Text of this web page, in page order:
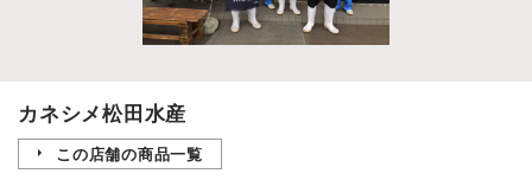
カネシメ松田水産
この店舗の商品一覧